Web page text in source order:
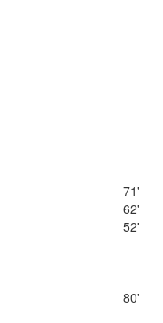
71'
62'
52'
80'